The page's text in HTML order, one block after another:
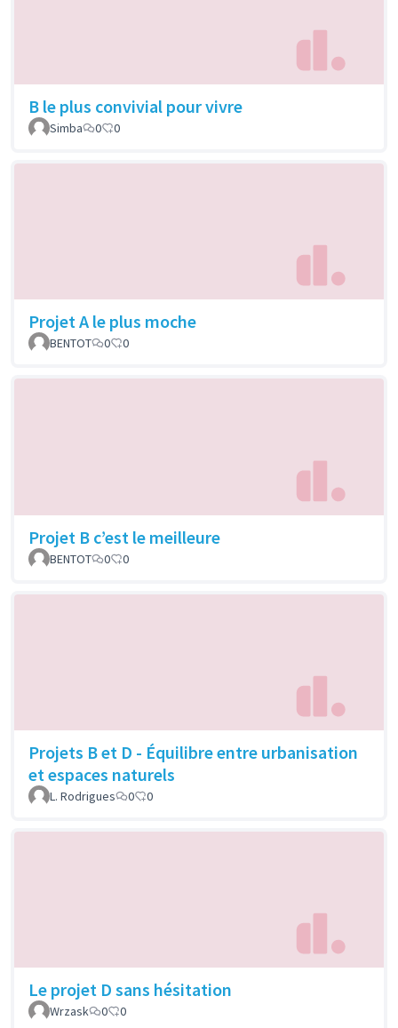
B le plus convivial pour vivre
Simba 0 0
Projet A le plus moche
BENTOT 0 0
Projet B c’est le meilleure
BENTOT 0 0
Projets B et D - Équilibre entre urbanisation
et espaces naturels
L. Rodrigues 0 0
Le projet D sans hésitation
Wrzask 0 0